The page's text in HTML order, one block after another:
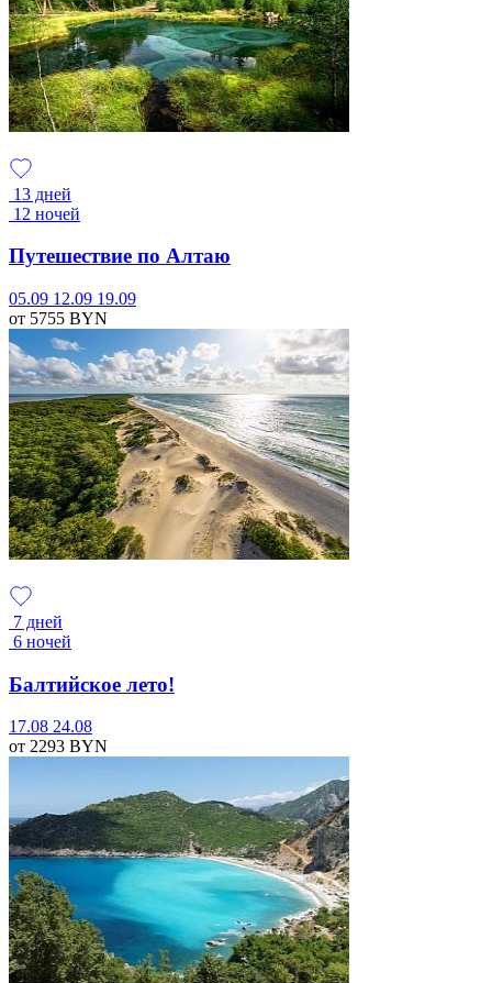
13 дней
12 ночей
Путешествие по Алтаю
05.09 12.09 19.09
от 5755 BYN
7 дней
6 ночей
Балтийское лето!
17.08 24.08
от 2293 BYN